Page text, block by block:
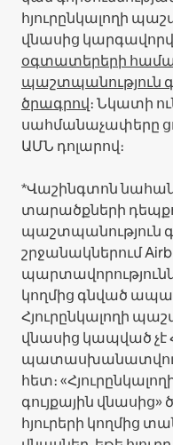
հյուրընկալողի
վնասից
օգտատերերի
պաշտպանություն
ծրագրով։ Նկատի
սահմանաչափերը
ԱՄՆ դոլարով։
*Վաշինգտոն
տարածքների
պաշտպանություն
շրջանակներում
կողմից գնված
Հյուրընկալողի
վնասից կապված չէ
հետ։
գույքային
հյուրերի կողմից